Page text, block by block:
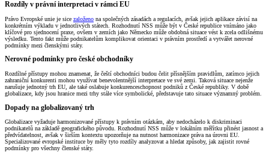
Rozdíly v právní interpretaci v rámci EU
Právo Evropské unie je sice založeno na společných zásadách a regulacích, avšak jejich aplikace závisí na
konkrétním výkladu v jednotlivých státech. Rozhodnutí NSS může být v České republice vnímáno jako
klíčové pro sjednocení praxe, ovšem v zemích jako Německo může obdobná situace vést k zcela odlišnému
výsledku. Tento fakt může podnikatelům komplikovat orientaci v právním prostředí a vytvářet nerovné
podmínky mezi členskými státy.
Nerovné podmínky pro české obchodníky
Rozdílné přístupy mohou znamenat, že čeští obchodníci budou čelit přísnějším pravidlům, zatímco jejich
zahraniční konkurenti mohou využívat benevolentnější interpretace ve své zemi. Taková situace nejenže
narušuje jednotný trh EU, ale také oslabuje konkurenceschopnost podniků z České republiky. V době
globalizace, kdy jsou hranice mezi trhy stále více symbolické, představuje tato situace významný problém.
Dopady na globalizovaný trh
Globalizace vyžaduje harmonizované přístupy k právním otázkám, aby nedocházelo k diskriminaci
podnikatelů na základě geografického původu. Rozhodnutí NSS může v lokálním měřítku přinést jasnost a
předvídatelnost, avšak v širším kontextu upozorňuje na nutnost harmonizace práva na úrovni EU.
Specializované evropské instituce by měly tyto rozdíly analyzovat a hledat způsoby, jak zajistit rovné
podmínky pro všechny členské státy.